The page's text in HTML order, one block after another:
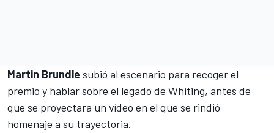
Martin Brundle subió al escenario para recoger el
premio y hablar sobre el legado de Whiting, antes de
que se proyectara un vídeo en el que se rindió
homenaje a su trayectoria.